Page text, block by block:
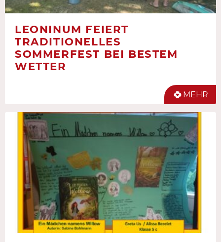
LEONINUM FEIERT
TRADITIONELLES
SOMMERFEST BEI BESTEM
WETTER
MEHR